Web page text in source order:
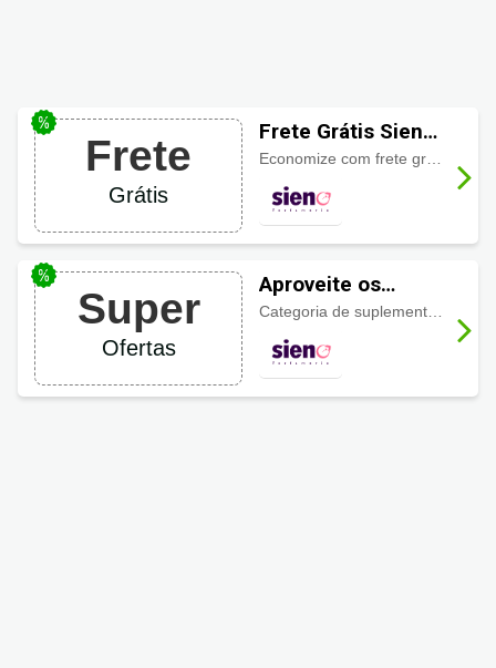
Frete
Grátis
Frete Grátis Sieno
Perfumes
Economize com frete grátis em produtos selecionados ou datas sazonais sinalizados no site!
Super
Ofertas
Aproveite os
descontos Sieno
Perfumes
Categoria de suplementos e Vitaminas Sieno Perfumes a partir de R$15,29